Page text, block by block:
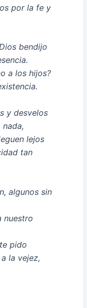
por la fe y
bendijo
a los hijos?
y desvelos
lejos
tan
algunos sin
nuestro
pido
la vejez,